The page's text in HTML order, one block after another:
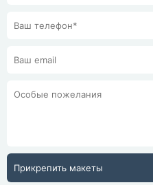
Прикрепить макеты